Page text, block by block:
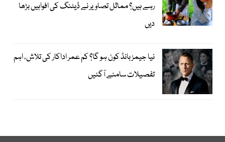
رہے ہیں؟ مماثل تصاویر نے ڈیٹنگ کی افواہیں بڑھا
دیں
نیا جیمز بانڈ کون ہو گا؟ کم عمر اداکار کی تلاش، اہم
تفصیلات سامنے آگئیں